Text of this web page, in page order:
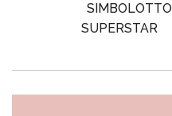
SIMBOLOTTO
SUPERSTAR